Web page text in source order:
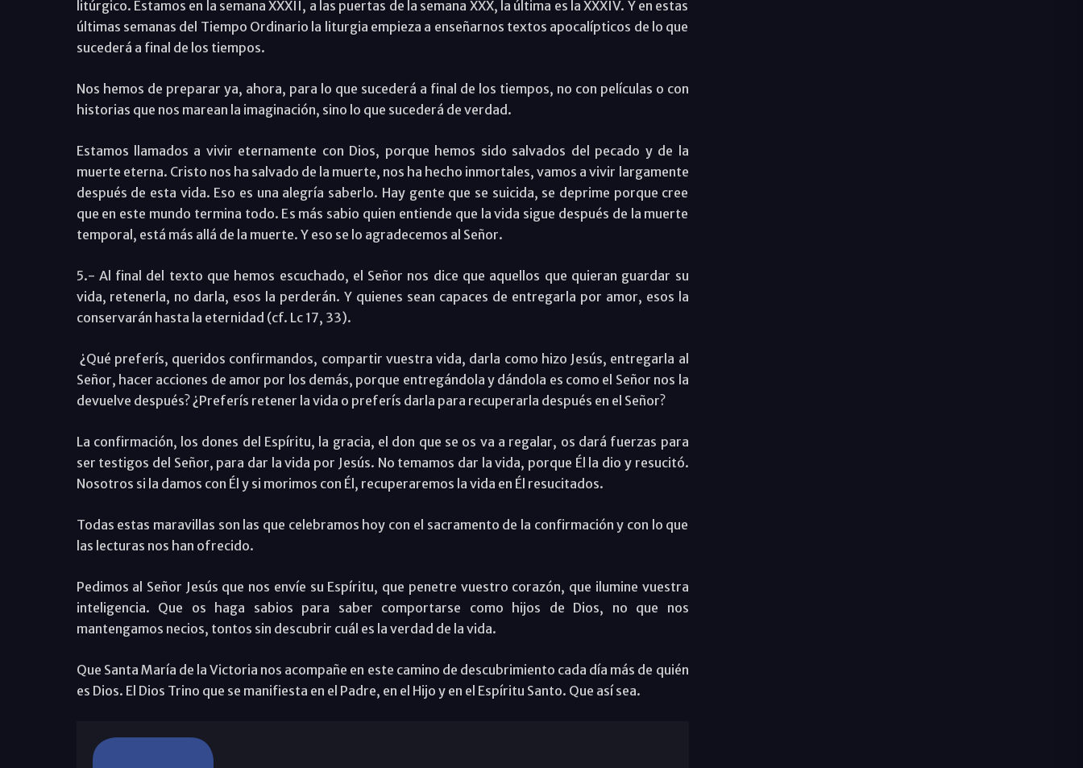
litúrgico. Estamos en la semana XXXII, a las puertas de la semana XXX, la última es la XXXIV. Y en estas
últimas semanas del Tiempo Ordinario la liturgia empieza a enseñarnos textos apocalípticos de lo que
sucederá a final de los tiempos.
Nos hemos de preparar ya, ahora, para lo que sucederá a final de los tiempos, no con películas o con
historias que nos marean la imaginación, sino lo que sucederá de verdad.
Estamos llamados a vivir eternamente con Dios, porque hemos sido salvados del pecado y de la
muerte eterna. Cristo nos ha salvado de la muerte, nos ha hecho inmortales, vamos a vivir largamente
después de esta vida. Eso es una alegría saberlo. Hay gente que se suicida, se deprime porque cree
que en este mundo termina todo. Es más sabio quien entiende que la vida sigue después de la muerte
temporal, está más allá de la muerte. Y eso se lo agradecemos al Señor.
5.- Al final del texto que hemos escuchado, el Señor nos dice que aquellos que quieran guardar su
vida, retenerla, no darla, esos la perderán. Y quienes sean capaces de entregarla por amor, esos la
conservarán hasta la eternidad (cf. Lc 17, 33).
¿Qué preferís, queridos confirmandos, compartir vuestra vida, darla como hizo Jesús, entregarla al
Señor, hacer acciones de amor por los demás, porque entregándola y dándola es como el Señor nos la
devuelve después? ¿Preferís retener la vida o preferís darla para recuperarla después en el Señor?
La confirmación, los dones del Espíritu, la gracia, el don que se os va a regalar, os dará fuerzas para
ser testigos del Señor, para dar la vida por Jesús. No temamos dar la vida, porque Él la dio y resucitó.
Nosotros si la damos con Él y si morimos con Él, recuperaremos la vida en Él resucitados.
Todas estas maravillas son las que celebramos hoy con el sacramento de la confirmación y con lo que
las lecturas nos han ofrecido.
Pedimos al Señor Jesús que nos envíe su Espíritu, que penetre vuestro corazón, que ilumine vuestra
inteligencia. Que os haga sabios para saber comportarse como hijos de Dios, no que nos
mantengamos necios, tontos sin descubrir cuál es la verdad de la vida.
Que Santa María de la Victoria nos acompañe en este camino de descubrimiento cada día más de quién
es Dios. El Dios Trino que se manifiesta en el Padre, en el Hijo y en el Espíritu Santo. Que así sea.